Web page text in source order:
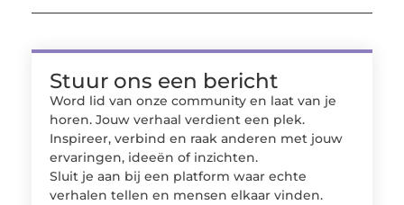
Stuur ons een bericht
Word lid van onze community en laat van je
horen. Jouw verhaal verdient een plek.
Inspireer, verbind en raak anderen met jouw
ervaringen, ideeën of inzichten.
Sluit je aan bij een platform waar echte
verhalen tellen en mensen elkaar vinden.